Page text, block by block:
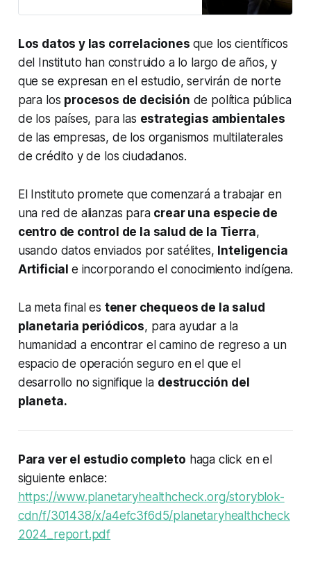
Los datos y las correlaciones que los científicos
del Instituto han construido a lo largo de años, y
que se expresan en el estudio, servirán de norte
para los procesos de decisión de política pública
de los países, para las estrategias ambientales
de las empresas, de los organismos multilaterales
de crédito y de los ciudadanos.
El Instituto promete que comenzará a trabajar en
una red de alianzas para crear una especie de
centro de control de la salud de la Tierra,
usando datos enviados por satélites, Inteligencia
Artificial e incorporando el conocimiento indígena.
La meta final es tener chequeos de la salud
planetaria periódicos, para ayudar a la
humanidad a encontrar el camino de regreso a un
espacio de operación seguro en el que el
desarrollo no signifique la destrucción del
planeta.
Para ver el estudio completo haga click en el
siguiente enlace:
https://www.planetaryhealthcheck.org/storyblok-
cdn/f/301438/x/a4efc3f6d5/planetaryhealthcheck
2024_report.pdf